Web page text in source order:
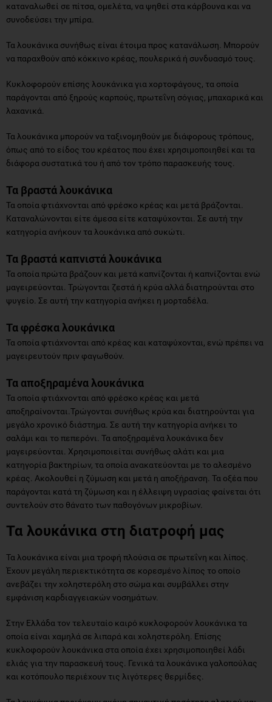
καταναλωθεί σε πίτσα, ομελέτα, να ψηθεί στα κάρβουνα και να
συνοδεύσει την μπίρα.
Τα λουκάνικα συνήθως είναι έτοιμα προς κατανάλωση. Μπορούν
να παραχθούν από κόκκινο κρέας, πουλερικά ή συνδυασμό τους.
Κυκλοφορούν επίσης λουκάνικα για χορτοφάγους, τα οποία
παράγονται από ξηρούς καρπούς, πρωτεΐνη σόγιας, μπαχαρικά και
λαχανικά.
Τα λουκάνικα μπορούν να ταξινομηθούν με διάφορους τρόπους,
όπως από το είδος του κρέατος που έχει χρησιμοποιηθεί και τα
διάφορα συστατικά του ή από τον τρόπο παρασκευής τους.
Τα βραστά λουκάνικα
Τα οποία φτιάχνονται από φρέσκο κρέας και μετά βράζονται.
Καταναλώνονται είτε άμεσα είτε καταψύχονται. Σε αυτή την
κατηγορία ανήκουν τα λουκάνικα από συκώτι.
Τα βραστά καπνιστά λουκάνικα
Τα οποία πρώτα βράζουν και μετά καπνίζονται ή καπνίζονται ενώ
μαγειρεύονται. Τρώγονται ζεστά ή κρύα αλλά διατηρούνται στο
ψυγείο. Σε αυτή την κατηγορία ανήκει η μορταδέλα.
Τα φρέσκα λουκάνικα
Τα οποία φτιάχνονται από κρέας και καταψύχονται, ενώ πρέπει να
μαγειρευτούν πριν φαγωθούν.
Τα αποξηραμένα λουκάνικα
Τα οποία φτιάχνονται από φρέσκο κρέας και μετά
αποξηραίνονται.Τρώγονται συνήθως κρύα και διατηρούνται για
μεγάλο χρονικό διάστημα. Σε αυτή την κατηγορία ανήκει το
σαλάμι και το πεπερόνι. Τα αποξηραμένα λουκάνικα δεν
μαγειρεύονται. Χρησιμοποιείται συνήθως αλάτι και μια
κατηγορία βακτηρίων, τα οποία ανακατεύονται με το αλεσμένο
κρέας. Ακολουθεί η ζύμωση και μετά η αποξήρανση. Τα οξέα που
παράγονται κατά τη ζύμωση και η έλλειψη υγρασίας φαίνεται ότι
συντελούν στο θάνατο των παθογόνων μικροβίων.
Τα λουκάνικα στη διατροφή μας
Τα λουκάνικα είναι μια τροφή πλούσια σε πρωτεΐνη και λίπος.
Έχουν μεγάλη περιεκτικότητα σε κορεσμένο λίπος το οποίο
ανεβάζει την χοληστερόλη στο σώμα και συμβάλλει στην
εμφάνιση καρδιαγγειακών νοσημάτων.
Στην Ελλάδα τον τελευταίο καιρό κυκλοφορούν λουκάνικα τα
οποία είναι χαμηλά σε λιπαρά και χοληστερόλη. Επίσης
κυκλοφορούν λουκάνικα στα οποία έχει χρησιμοποιηθεί λάδι
ελιάς για την παρασκευή τους. Γενικά τα λουκάνικα γαλοπούλας
και κοτόπουλο περιέχουν τις λιγότερες θερμίδες.